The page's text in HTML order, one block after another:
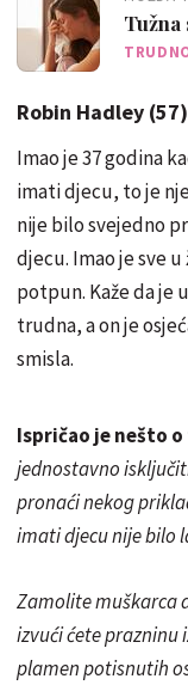
Robin Hadley (57)
Imao je 37 godina
imati djecu, to je
nije bilo svejedno
djecu. Imao je sve
potpun. Kaže da je
trudna, a on je
smisla.
Ispričao je nešto
jednostavno
pronaći nekog
imati djecu nije bilo
Zamolite muškarca
izvući ćete prazninu
plamen potisnutih